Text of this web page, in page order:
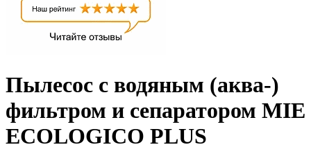
Пылесос с водяным (аква-)
фильтром и сепаратором MIE
ECOLOGICO PLUS